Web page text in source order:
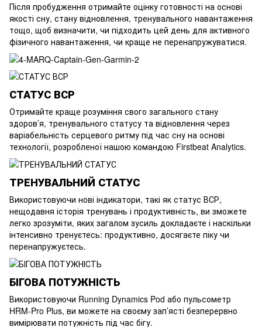
Після пробудження отримайте оцінку готовності на основі
якості сну, стану відновлення, тренувального навантаження
тощо, щоб визначити, чи підходить цей день для активного
фізичного навантаження, чи краще не перенапружуватися.
СТАТУС ВСР
Отримайте краще розуміння свого загального стану
здоров’я, тренувального статусу та відновлення через
варіабельність серцевого ритму під час сну на основі
технології, розробленої нашою командою Firstbeat Analytics.
ТРЕНУВАЛЬНИЙ СТАТУС
Використовуючи нові індикатори, такі як статус ВСР,
нещодавня історія тренувань і продуктивність, ви зможете
легко зрозуміти, яких загалом зусиль докладаєте і наскільки
інтенсивно тренуєтесь: продуктивно, досягаєте піку чи
перенапружуєтесь.
БІГОВА ПОТУЖНІСТЬ
Використовуючи Running Dynamics Pod або пульсометр
HRM-Pro Plus, ви можете на своєму зап’ясті безперервно
вимірювати потужність під час бігу.